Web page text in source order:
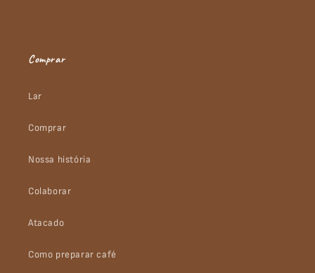
Comprar
Lar
Comprar
Nossa história
Colaborar
Atacado
Como preparar café